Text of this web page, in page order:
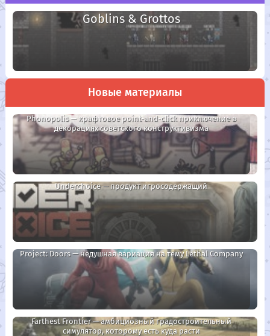
Goblins & Grottos
Новые материалы
Phonopolis — крафтовое point-and-click приключение в
декорациях советского конструктивизма
Underchoice — продукт игросодержащий
Project: Doors — недушная вариация на тему Lethal Company
Farthest Frontier — амбициозный градостроительный
симулятор, которому есть куда расти